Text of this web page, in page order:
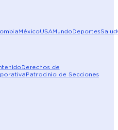
MéxicoUSAMundoDeportesSalud
Derechos de
Patrocinio de Secciones